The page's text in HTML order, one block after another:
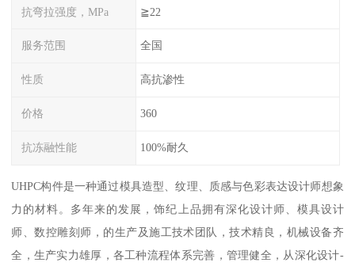
抗弯拉强度，MPa ≧22
服务范围 全国
性质 高抗渗性
价格 360
抗冻融性能 100%耐久
UHPC构件是一种通过模具造型、纹理、质感与色彩表达设计师想象
力的材料。多年来的发展，饰纪上品拥有深化设计师、模具设计
师、数控雕刻师，的生产及施工技术团队，技术精良，机械设备齐
全，生产实力雄厚，各工种流程体系完善，管理健全，从深化设计-